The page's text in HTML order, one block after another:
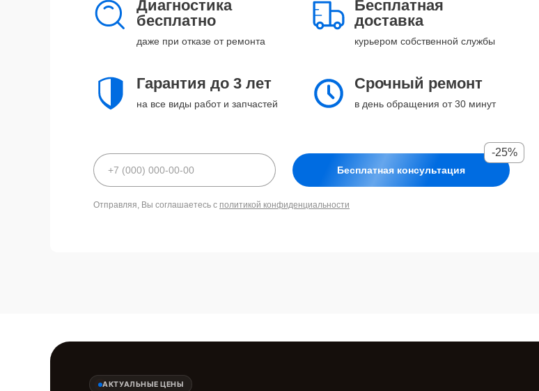
Диагностика
бесплатно
даже при отказе от ремонта
Бесплатная
доставка
курьером собственной службы
Гарантия до 3 лет
на все виды работ и запчастей
Срочный ремонт
в день обращения от 30 минут
Бесплатная консультация
-25%
Отправляя, Вы соглашаетесь с политикой конфиденциальности
АКТУАЛЬНЫЕ ЦЕНЫ